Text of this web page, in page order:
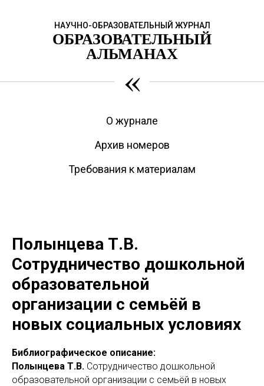
НАУЧНО-ОБРАЗОВАТЕЛЬНЫЙ ЖУРНАЛ
ОБРАЗОВАТЕЛЬНЫЙ
АЛЬМАНАХ
«
О журнале
Архив номеров
Требования к материалам
Полынцева Т.В.
Сотрудничество дошкольной
образовательной
организации с семьёй в
новых социальных условиях
Библиографическое описание:
Полынцева Т.В. Сотрудничество дошкольной
образовательной организации с семьёй в новых